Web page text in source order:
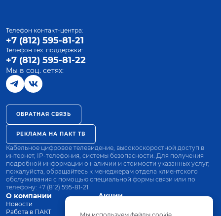
О компании
Новости
Работа в ПАКТ
Акции
Оплата
Телефон контакт-центра:
+7 (812) 595-81-21
Телефон тех. поддержки:
+7 (812) 595-81-22
Мы в соц. сетях:
ОБРАТНАЯ СВЯЗЬ
РЕКЛАМА НА ПАКТ ТВ
Кабельное цифровое телевидение, высокоскоростной доступ в
интернет, IP-телефония, системы безопасности. Для получения
подробной информации о наличии и стоимости указанных услуг,
пожалуйста, обращайтесь к менеджерам отдела клиентского
обслуживания с помощью специальной формы связи или по
телефону: +7 (812) 595-81-21